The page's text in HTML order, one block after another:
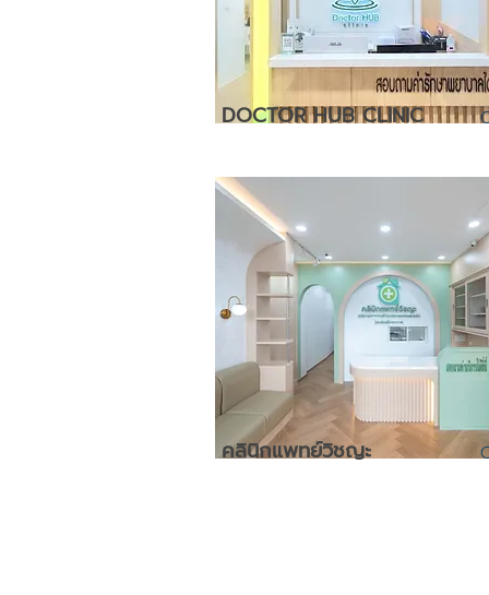
DOCTOR HUB CLINIC
คลินิกแพทย์วิชญะ